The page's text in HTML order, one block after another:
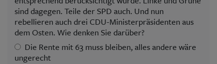
sind dagegen. Teile der SPD auch. Und nun
rebellieren auch drei CDU-Ministerpräsidenten aus
dem Osten. Wie denken Sie darüber?
Die Rente mit 63 muss bleiben, alles andere wäre
ungerecht